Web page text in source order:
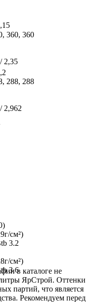
360, 360
2,35
288, 288
2,962
см²)
3.2
см²)
3.6в каталоге не
ЯрСтрой. Оттенки
партий, что является
Рекомендуем перед